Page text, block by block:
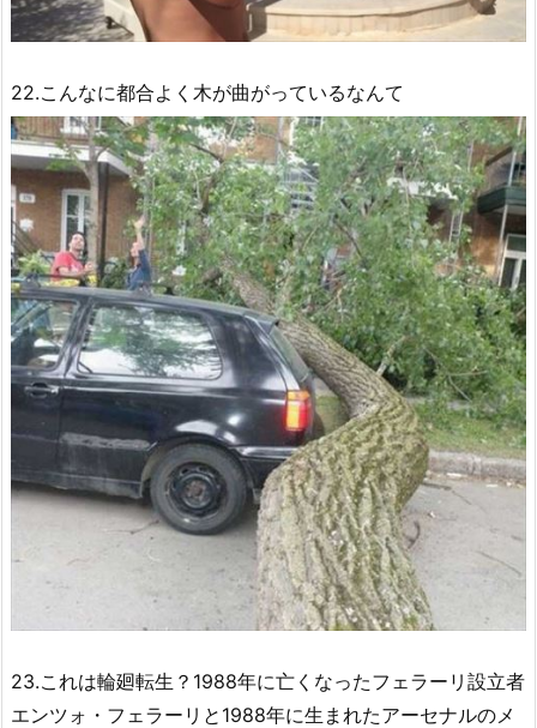
22.こんなに都合よく木が曲がっているなんて
23.これは輪廻転生？1988年に亡くなったフェラーリ設立者
エンツォ・フェラーリと1988年に生まれたアーセナルのメ